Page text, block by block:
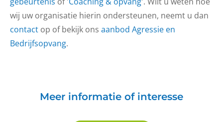
wij uw organisatie hierin ondersteunen, neemt u dan
contact op of bekijk ons aanbod Agressie en
Bedrijfsopvang.
Meer informatie of interesse